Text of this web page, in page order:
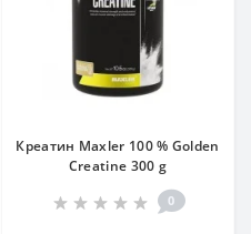
Креатин Maxler 100 % Golden
Creatine 300 g
0